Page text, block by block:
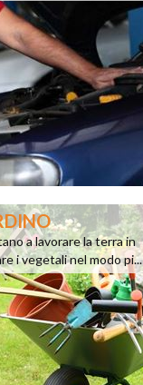
a lavorare la terra in
i vegetali nel modo pi...